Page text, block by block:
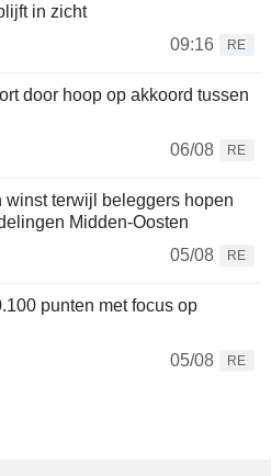
in zicht
09:16
RE
door hoop op akkoord tussen
06/08
RE
winst terwijl beleggers hopen
Midden-Oosten
05/08
RE
punten met focus op
05/08
RE